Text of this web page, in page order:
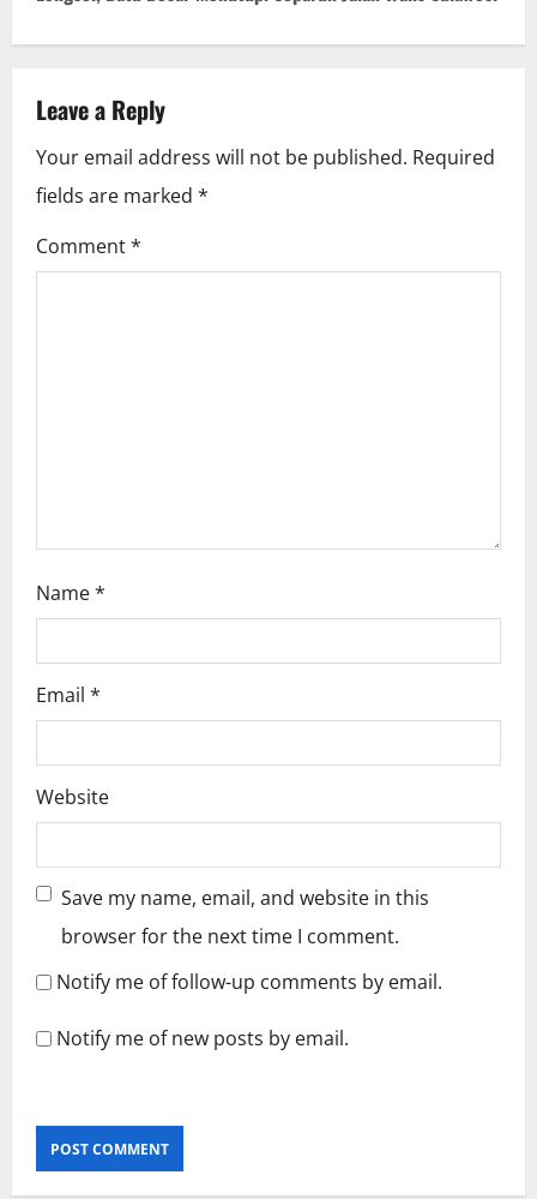
n
a
v
i
g
Leave a Reply
Your email address will not be published. Required
fields are marked *
Comment*
Name*
Email *
Website
Save my name, email, and website in this
browser for the next time I comment.
Notify me of follow-up comments by email.
Notify me of new posts by email.